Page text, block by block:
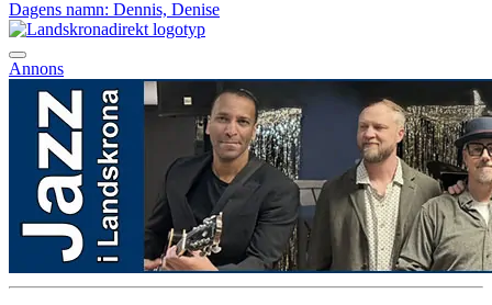
Dagens namn: Dennis, Denise
Annons